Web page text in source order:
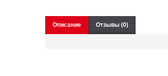
Описание Отзывы (0)